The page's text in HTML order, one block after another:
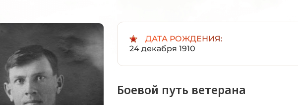
ДАТА РОЖДЕНИЯ:
24 декабря 1910
Боевой путь ветерана